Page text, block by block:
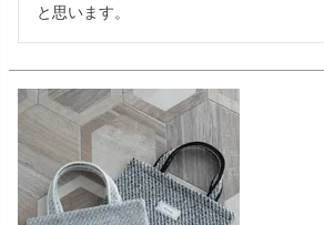
と思います。